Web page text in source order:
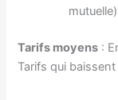
mutuelle)
Tarifs moyens :
Tarifs qui